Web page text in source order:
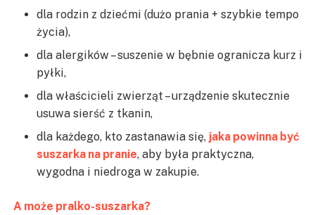
dla rodzin z dziećmi (dużo prania + szybkie tempo
życia),
dla alergików – suszenie w bębnie ogranicza kurz i
pyłki,
dla właścicieli zwierząt – urządzenie skutecznie
usuwa sierść z tkanin,
dla każdego, kto zastanawia się, jaka powinna być
suszarka na pranie, aby była praktyczna,
wygodna i niedroga w zakupie.
A może pralko-suszarka?